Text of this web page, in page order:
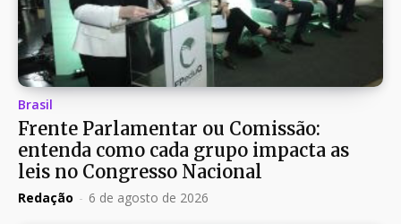
Brasil
Frente Parlamentar ou Comissão:
entenda como cada grupo impacta as
leis no Congresso Nacional
Redação - 6 de agosto de 2026